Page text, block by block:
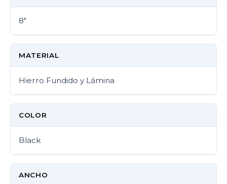
8"
MATERIAL
Hierro Fundido y Lámina
COLOR
Black
ANCHO